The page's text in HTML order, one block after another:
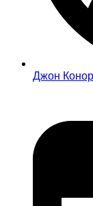
Джон Конор